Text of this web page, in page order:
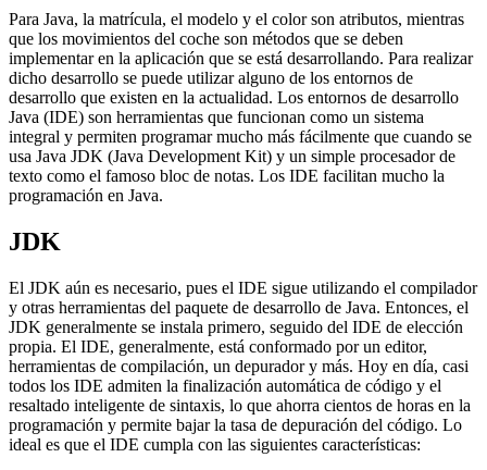
Para Java, la matrícula, el modelo y el color son atributos, mientras
que los movimientos del coche son métodos que se deben
implementar en la aplicación que se está desarrollando. Para realizar
dicho desarrollo se puede utilizar alguno de los entornos de
desarrollo que existen en la actualidad. Los entornos de desarrollo
Java (IDE) son herramientas que funcionan como un sistema
integral y permiten programar mucho más fácilmente que cuando se
usa Java JDK (Java Development Kit) y un simple procesador de
texto como el famoso bloc de notas. Los IDE facilitan mucho la
programación en Java.
JDK
El JDK aún es necesario, pues el IDE sigue utilizando el compilador
y otras herramientas del paquete de desarrollo de Java. Entonces, el
JDK generalmente se instala primero, seguido del IDE de elección
propia. El IDE, generalmente, está conformado por un editor,
herramientas de compilación, un depurador y más. Hoy en día, casi
todos los IDE admiten la finalización automática de código y el
resaltado inteligente de sintaxis, lo que ahorra cientos de horas en la
programación y permite bajar la tasa de depuración del código. Lo
ideal es que el IDE cumpla con las siguientes características: